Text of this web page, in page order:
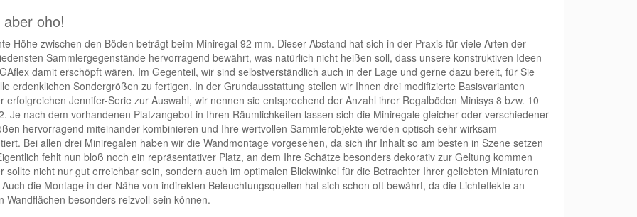
aber oho!
Höhe zwischen den Böden beträgt beim Miniregal 92 mm. Dieser Abstand hat sich in der Praxis für viele Arten der
Sammlergegenstände hervorragend bewährt, was natürlich nicht heißen soll, dass unsere konstruktiven Ideen
damit erschöpft wären. Im Gegenteil, wir sind selbstverständlich auch in der Lage und gerne dazu bereit, für Sie
erdenklichen Sondergrößen zu fertigen. In der Grundausstattung stellen wir Ihnen drei modifizierte Basisvarianten
erfolgreichen Jennifer-Serie zur Auswahl, wir nennen sie entsprechend der Anzahl ihrer Regalböden Minisys 8 bzw. 10
Je nach dem vorhandenen Platzangebot in Ihren Räumlichkeiten lassen sich die Miniregale gleicher oder verschiedener
hervorragend miteinander kombinieren und Ihre wertvollen Sammlerobjekte werden optisch sehr wirksam
Bei allen drei Miniregalen haben wir die Wandmontage vorgesehen, da sich ihr Inhalt so am besten in Szene setzen
fehlt nun bloß noch ein repräsentativer Platz, an dem Ihre Schätze besonders dekorativ zur Geltung kommen
sollte nicht nur gut erreichbar sein, sondern auch im optimalen Blickwinkel für die Betrachter Ihrer geliebten Miniaturen
die Montage in der Nähe von indirekten Beleuchtungsquellen hat sich schon oft bewährt, da die Lichteffekte an
Wandflächen besonders reizvoll sein können.